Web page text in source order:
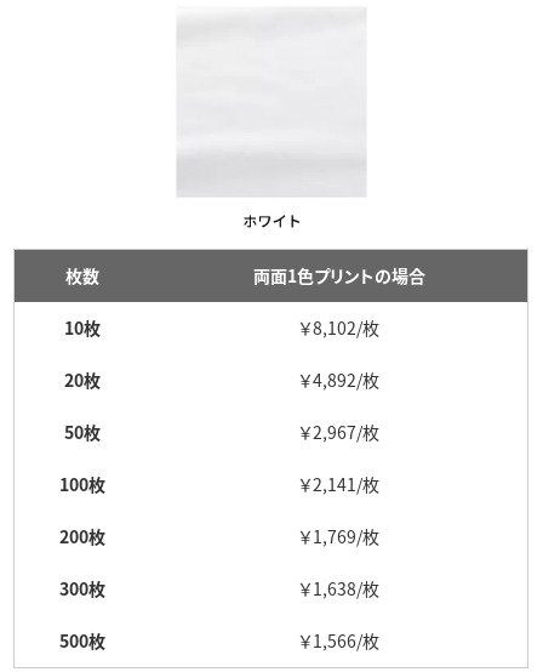
枚数 両面1色プリントの場合
10枚 ￥8,102/枚
20枚 ￥4,892/枚
50枚 ￥2,967/枚
100枚 ￥2,141/枚
200枚 ￥1,769/枚
300枚 ￥1,638/枚
500枚 ￥1,566/枚